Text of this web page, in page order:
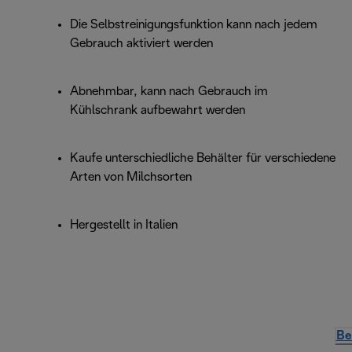
Die Selbstreinigungsfunktion kann nach jedem
Gebrauch aktiviert werden
Abnehmbar, kann nach Gebrauch im
Kühlschrank aufbewahrt werden
Kaufe unterschiedliche Behälter für verschiedene
Arten von Milchsorten
Hergestellt in Italien